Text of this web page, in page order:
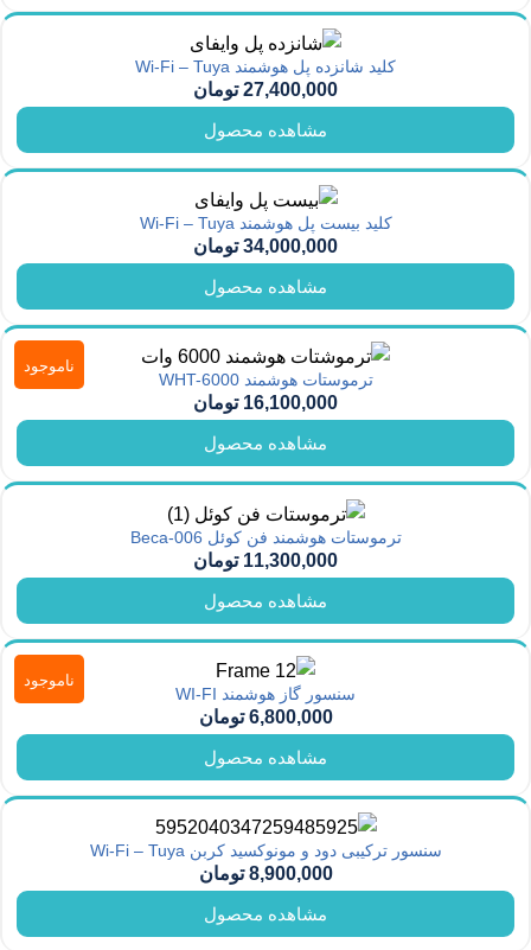
کلید شانزده پل هوشمند Wi-Fi – Tuya
27,400,000 تومان
مشاهده محصول
کلید بیست پل هوشمند Wi-Fi – Tuya
34,000,000 تومان
مشاهده محصول
ناموجود
ترموستات هوشمند WHT-6000
16,100,000 تومان
مشاهده محصول
ترموستات هوشمند فن کوئل Beca-006
11,300,000 تومان
مشاهده محصول
ناموجود
سنسور گاز هوشمند WI-FI
6,800,000 تومان
مشاهده محصول
سنسور ترکیبی دود و مونوکسید کربن Wi-Fi – Tuya
8,900,000 تومان
مشاهده محصول